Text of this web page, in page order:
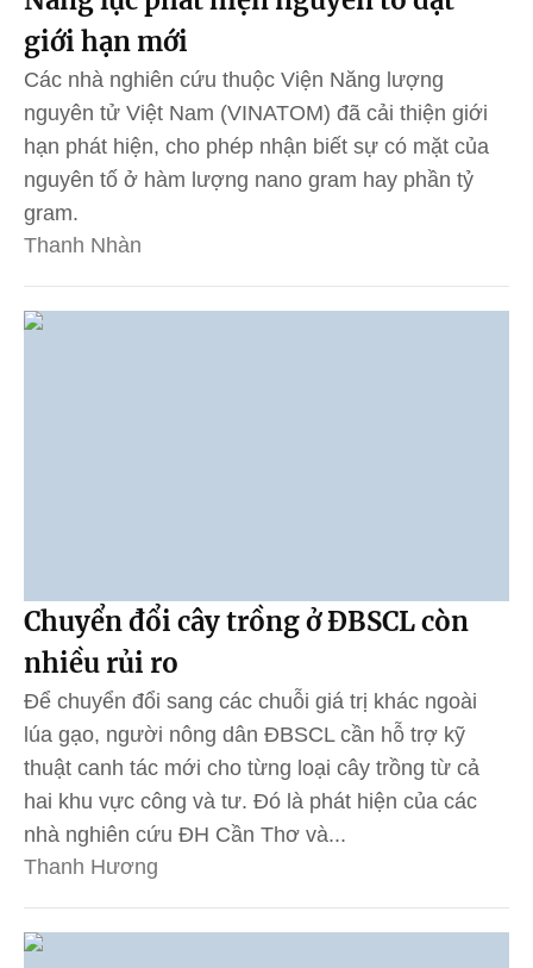
giới hạn mới
Các nhà nghiên cứu thuộc Viện Năng lượng
nguyên tử Việt Nam (VINATOM) đã cải thiện giới
hạn phát hiện, cho phép nhận biết sự có mặt của
nguyên tố ở hàm lượng nano gram hay phần tỷ
gram.
Thanh Nhàn
Chuyển đổi cây trồng ở ĐBSCL còn
nhiều rủi ro
Để chuyển đổi sang các chuỗi giá trị khác ngoài
lúa gạo, người nông dân ĐBSCL cần hỗ trợ kỹ
thuật canh tác mới cho từng loại cây trồng từ cả
hai khu vực công và tư. Đó là phát hiện của các
nhà nghiên cứu ĐH Cần Thơ và...
Thanh Hương